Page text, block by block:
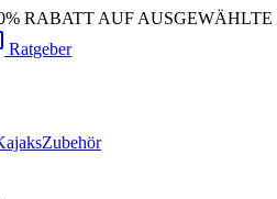
RABATT AUF AUSGEWÄHLTE
Ratgeber
Zubehör